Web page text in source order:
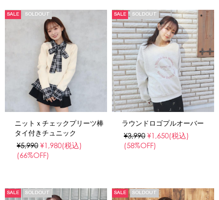
SALE SOLDOUT
ニットｘチェックプリーツ棒
タイ付きチュニック
¥5,990 ¥1,980(税込)
(66%OFF)
SALE SOLDOUT
ラウンドロゴプルオーバー
¥3,990 ¥1,650(税込)
(58%OFF)
SALE SOLDOUT SALE SOLDOUT